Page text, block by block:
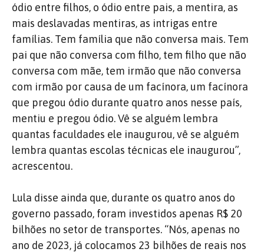
ódio entre filhos, o ódio entre pais, a mentira, as
mais deslavadas mentiras, as intrigas entre
famílias. Tem família que não conversa mais. Tem
pai que não conversa com filho, tem filho que não
conversa com mãe, tem irmão que não conversa
com irmão por causa de um facínora, um facínora
que pregou ódio durante quatro anos nesse país,
mentiu e pregou ódio. Vê se alguém lembra
quantas faculdades ele inaugurou, vê se alguém
lembra quantas escolas técnicas ele inaugurou”,
acrescentou.
Lula disse ainda que, durante os quatro anos do
governo passado, foram investidos apenas R$ 20
bilhões no setor de transportes. “Nós, apenas no
ano de 2023, já colocamos 23 bilhões de reais nos